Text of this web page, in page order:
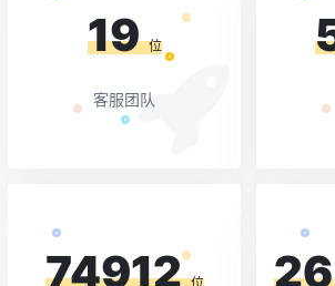
19 位
客服团队
74912